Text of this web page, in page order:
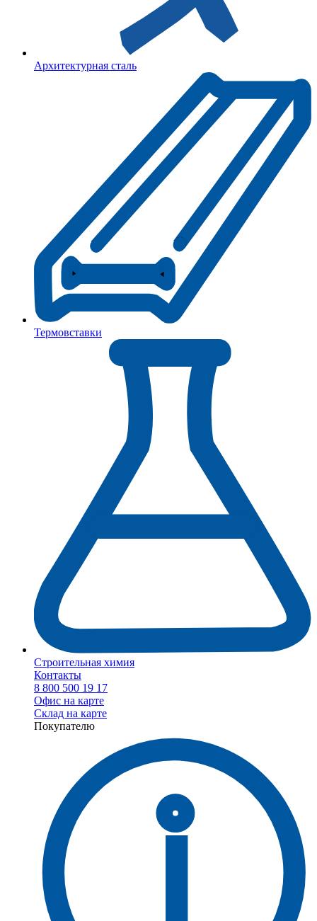
Архитектурная сталь
Термовставки
Строительная химия
Контакты
8 800 500 19 17
Офис на карте
Склад на карте
Покупателю